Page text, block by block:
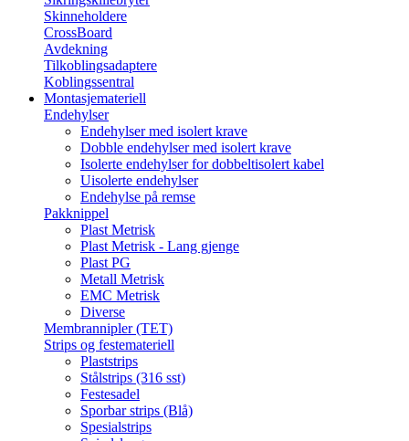
Skinneholdere
CrossBoard
Avdekning
Tilkoblingsadaptere
Koblingssentral
Montasjemateriell
Endehylser
Endehylser med isolert krave
Dobble endehylser med isolert krave
Isolerte endehylser for dobbeltisolert kabel
Uisolerte endehylser
Endehylse på remse
Pakknippel
Plast Metrisk
Plast Metrisk - Lang gjenge
Plast PG
Metall Metrisk
EMC Metrisk
Diverse
Membrannipler (TET)
Strips og festemateriell
Plaststrips
Stålstrips (316 sst)
Festesadel
Sporbar strips (Blå)
Spesialstrips